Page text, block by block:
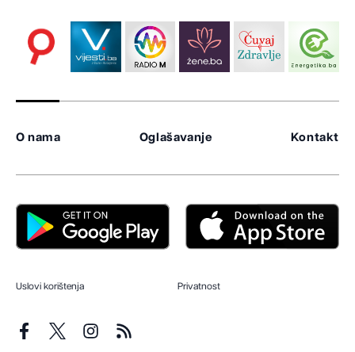
O nama Oglašavanje Kontakt
Uslovi korištenja Privatnost